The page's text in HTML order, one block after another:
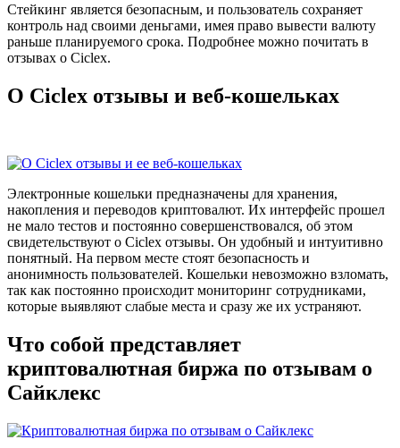
Стейкинг является безопасным, и пользователь сохраняет
контроль над своими деньгами, имея право вывести валюту
раньше планируемого срока. Подробнее можно почитать в
отзывах о Ciclex.
О Ciclex отзывы и веб-кошельках
Электронные кошельки предназначены для хранения,
накопления и переводов криптовалют. Их интерфейс прошел
не мало тестов и постоянно совершенствовался, об этом
свидетельствуют о Ciclex отзывы. Он удобный и интуитивно
понятный. На первом месте стоят безопасность и
анонимность пользователей. Кошельки невозможно взломать,
так как постоянно происходит мониторинг сотрудниками,
которые выявляют слабые места и сразу же их устраняют.
Что собой представляет
криптовалютная биржа по отзывам о
Сайклекс